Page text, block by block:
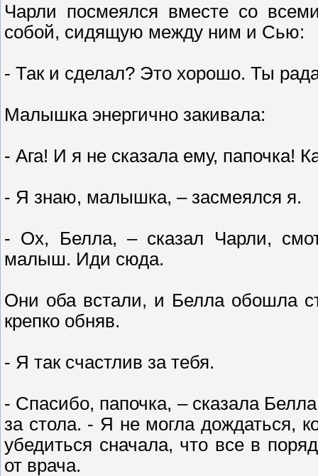
Чарли посмеялся вместе со
собой, сидящую между ним и Сью:
- Так и сделал? Это хорошо. Ты
Малышка энергично закивала:
- Ага! И я не сказала ему, папочка!
- Я знаю, малышка, – засмеялся я.
- Ох, Белла, – сказал Чарли,
малыш. Иди сюда.
Они оба встали, и Белла обошла
крепко обняв.
- Я так счастлив за тебя.
- Спасибо, папочка, – сказала
за стола. - Я не могла дождаться,
убедиться сначала, что все в
от врача.